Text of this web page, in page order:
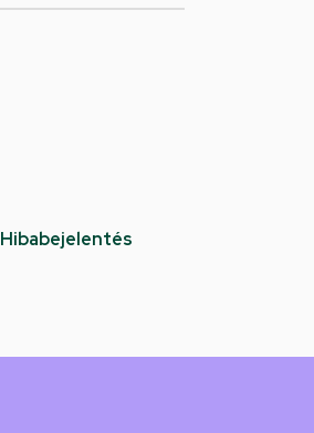
Hibabejelentés